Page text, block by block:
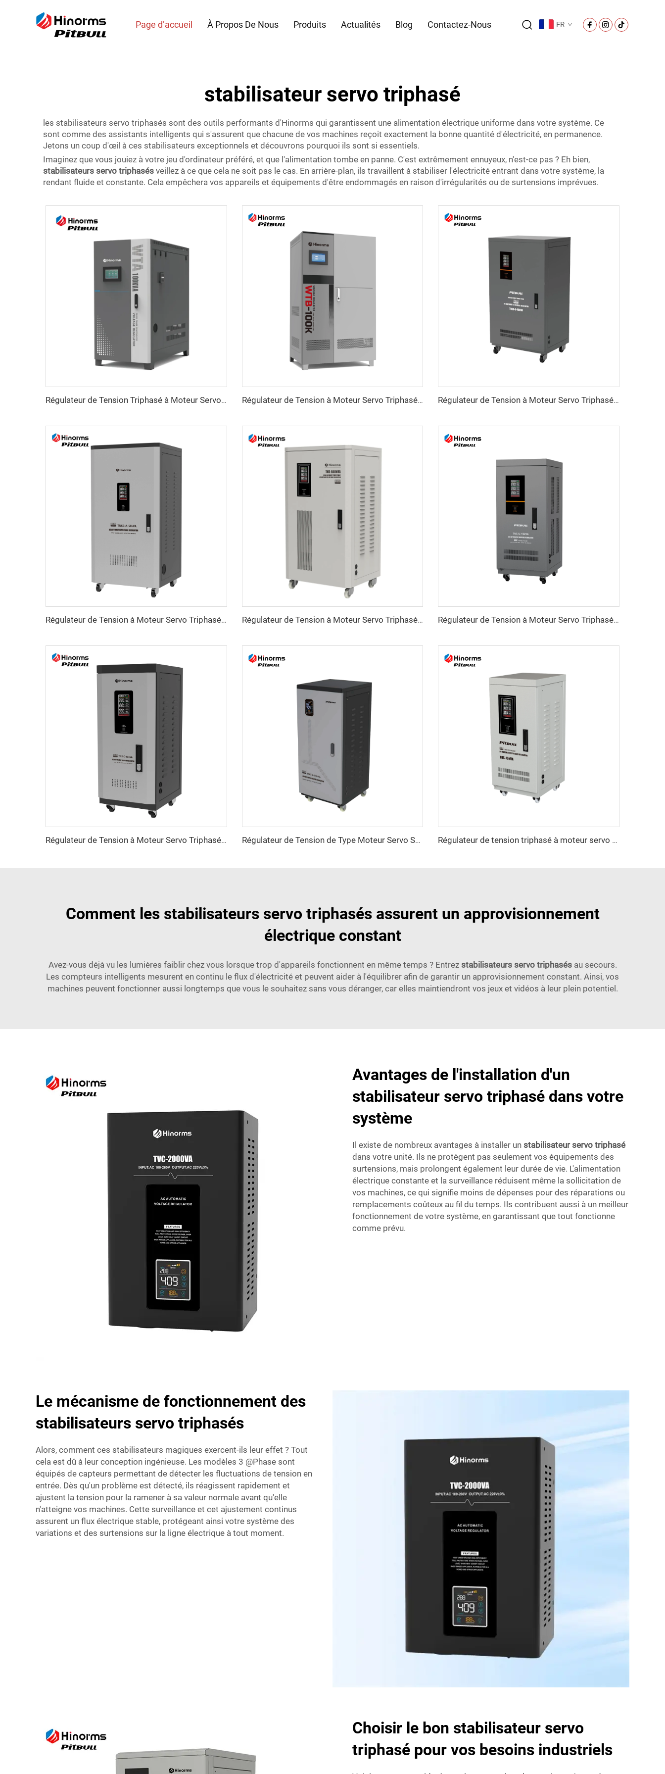
Page d’accueil À Propos De Nous Produits Actualités Blog Contactez-Nous FR
stabilisateur servo triphasé
les stabilisateurs servo triphasés sont des outils performants d'Hinorms qui garantissent une alimentation électrique uniforme dans votre système. Ce
sont comme des assistants intelligents qui s'assurent que chacune de vos machines reçoit exactement la bonne quantité d'électricité, en permanence.
Jetons un coup d'œil à ces stabilisateurs exceptionnels et découvrons pourquoi ils sont si essentiels.
Imaginez que vous jouiez à votre jeu d'ordinateur préféré, et que l'alimentation tombe en panne. C'est extrêmement ennuyeux, n'est-ce pas ? Eh bien,
stabilisateurs servo triphasés veillez à ce que cela ne soit pas le cas. En arrière-plan, ils travaillent à stabiliser l'électricité entrant dans votre système, la
rendant fluide et constante. Cela empêchera vos appareils et équipements d'être endommagés en raison d'irrégularités ou de surtensions imprévues.
Régulateur de Tension Triphasé à Moteur Servo WTA Série Régulateur de Tension à Moteur Servo Triphasé Série WTB Régulateur de Tension à Moteur Servo Triphasé Série TNSB-U
Régulateur de Tension à Moteur Servo Triphasé Série TNSB-A Régulateur de Tension à Moteur Servo Triphasé Série TNSB Régulateur de Tension à Moteur Servo Triphasé Série TNS-U
Régulateur de Tension à Moteur Servo Triphasé Série TNS-C Régulateur de Tension de Type Moteur Servo Série TND-A Régulateur de tension triphasé à moteur servo Série TNS
Comment les stabilisateurs servo triphasés assurent un approvisionnement
électrique constant
Avez-vous déjà vu les lumières faiblir chez vous lorsque trop d'appareils fonctionnent en même temps ? Entrez stabilisateurs servo triphasés au secours.
Les compteurs intelligents mesurent en continu le flux d'électricité et peuvent aider à l'équilibrer afin de garantir un approvisionnement constant. Ainsi, vos
machines peuvent fonctionner aussi longtemps que vous le souhaitez sans vous déranger, car elles maintiendront vos jeux et vidéos à leur plein potentiel.
Avantages de l'installation d'un
stabilisateur servo triphasé dans votre
système
Il existe de nombreux avantages à installer un stabilisateur servo triphasé
dans votre unité. Ils ne protègent pas seulement vos équipements des
surtensions, mais prolongent également leur durée de vie. L'alimentation
électrique constante et la surveillance réduisent même la sollicitation de
vos machines, ce qui signifie moins de dépenses pour des réparations ou
remplacements coûteux au fil du temps. Ils contribuent aussi à un meilleur
fonctionnement de votre système, en garantissant que tout fonctionne
comme prévu.
Le mécanisme de fonctionnement des
stabilisateurs servo triphasés
Alors, comment ces stabilisateurs magiques exercent-ils leur effet ? Tout
cela est dû à leur conception ingénieuse. Les modèles 3 @Phase sont
équipés de capteurs permettant de détecter les fluctuations de tension en
entrée. Dès qu'un problème est détecté, ils réagissent rapidement et
ajustent la tension pour la ramener à sa valeur normale avant qu'elle
n'atteigne vos machines. Cette surveillance et cet ajustement continus
assurent un flux électrique stable, protégeant ainsi votre système des
variations et des surtensions sur la ligne électrique à tout moment.
Choisir le bon stabilisateur servo
triphasé pour vos besoins industriels